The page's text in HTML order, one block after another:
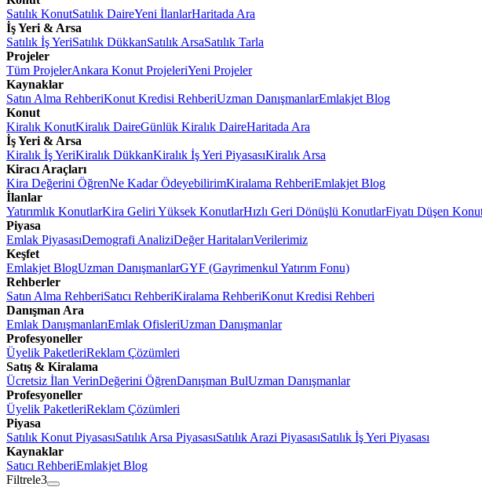
Satılık KonutSatılık DaireYeni İlanlarHaritada Ara
İş Yeri & Arsa
Satılık İş YeriSatılık DükkanSatılık ArsaSatılık Tarla
Projeler
Tüm ProjelerAnkara Konut ProjeleriYeni Projeler
Kaynaklar
Satın Alma RehberiKonut Kredisi RehberiUzman DanışmanlarEmlakjet Blog
Konut
Kiralık KonutKiralık DaireGünlük Kiralık DaireHaritada Ara
İş Yeri & Arsa
Kiralık İş YeriKiralık DükkanKiralık İş Yeri PiyasasıKiralık Arsa
Kiracı Araçları
Kira Değerini ÖğrenNe Kadar ÖdeyebilirimKiralama RehberiEmlakjet Blog
İlanlar
Yatırımlık KonutlarKira Geliri Yüksek KonutlarHızlı Geri Dönüşlü KonutlarFiyatı Düşen
Piyasa
Emlak PiyasasıDemografi AnaliziDeğer HaritalarıVerilerimiz
Keşfet
Emlakjet BlogUzman DanışmanlarGYF (Gayrimenkul Yatırım Fonu)
Rehberler
Satın Alma RehberiSatıcı RehberiKiralama RehberiKonut Kredisi Rehberi
Danışman Ara
Emlak DanışmanlarıEmlak OfisleriUzman Danışmanlar
Profesyoneller
Üyelik PaketleriReklam Çözümleri
Satış & Kiralama
Ücretsiz İlan VerinDeğerini ÖğrenDanışman BulUzman Danışmanlar
Profesyoneller
Üyelik PaketleriReklam Çözümleri
Piyasa
Satılık Konut PiyasasıSatılık Arsa PiyasasıSatılık Arazi PiyasasıSatılık İş Yeri Piyasası
Kaynaklar
Satıcı RehberiEmlakjet Blog
Filtrele3